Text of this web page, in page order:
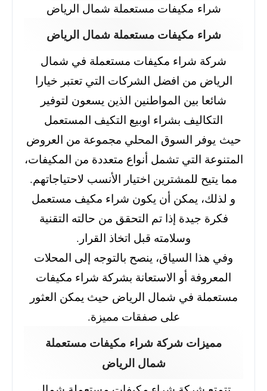
شراء مكيفات مستعملة شمال الرياض
شراء مكيفات مستعملة شمال الرياض
شركة شراء مكيفات مستعملة في شمال
الرياض من افضل الشركات التي تعتبر خيارا
شائعا بين المواطنين الذين يسعون لتوفير
التكاليف بشراء اوبيع التكيف المستعمل
حيث يوفر السوق المحلي مجموعة من العروض
المتنوعة التي تشمل أنواع متعددة من المكيفات،
مما يتيح للمشترين اختيار الأنسب لاحتياجاتهم.
و لذلك، يمكن أن يكون شراء مكيف مستعمل
فكرة جيدة إذا تم التحقق من حالته التقنية
وسلامته قبل اتخاذ القرار.
وفي هذا السياق، ينصح بالتوجه إلى المحلات
المعروفة أو الاستعانة بشركة شراء مكيفات
مستعملة في شمال الرياض حيث يمكن العثور
على صفقات مميزة.
مميزات شركة شراء مكيفات مستعملة
شمال الرياض